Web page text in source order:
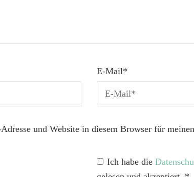
E-Mail*
und Website in diesem Browser für
Ich habe die